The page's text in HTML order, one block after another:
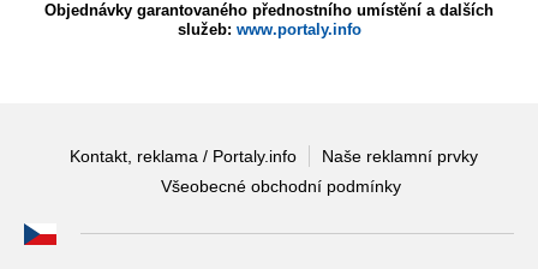
Objednávky garantovaného přednostního umístění a dalších
služeb: www.portaly.info
Kontakt, reklama / Portaly.info
Naše reklamní prvky
Všeobecné obchodní podmínky